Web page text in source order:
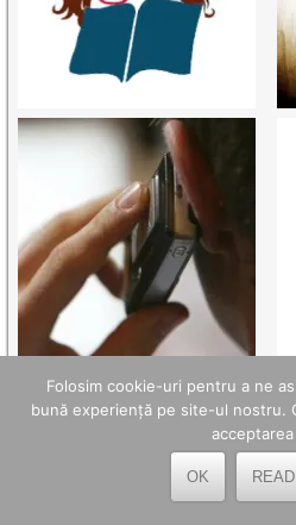
Folosim cookie-uri pentru a ne
bună experiență pe site-ul nostru.
acceptarea
OK